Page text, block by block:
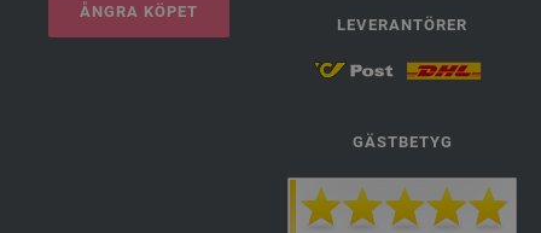
ÅNGRA KÖPET
LEVERANTÖRER
GÄSTBETYG